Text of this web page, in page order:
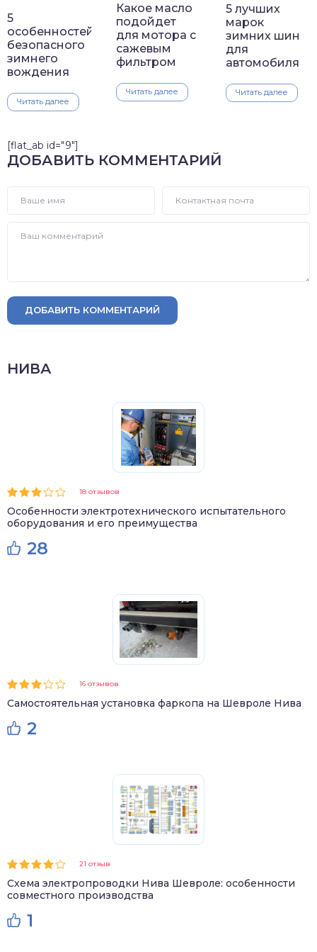
5
особенностей
безопасного
зимнего
вождения
Читать далее
Какое масло
подойдет
для мотора с
сажевым
фильтром
Читать далее
5 лучших
марок
зимних шин
для
автомобиля
Читать далее
[flat_ab id="9"]
ДОБАВИТЬ КОММЕНТАРИЙ
ДОБАВИТЬ КОММЕНТАРИЙ
НИВА
18 отзывов
Особенности электротехнического испытательного
оборудования и его преимущества
28
16 отзывов
Самостоятельная установка фаркопа на Шевроле Нива
2
21 отзыв
Схема электропроводки Нива Шевроле: особенности
совместного производства
1